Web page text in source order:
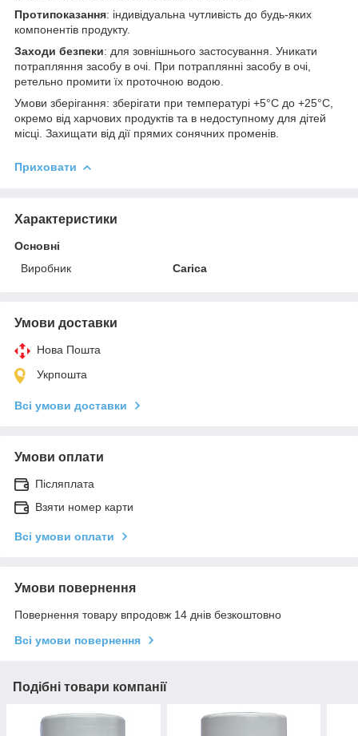
Протипоказання: індивідуальна чутливість до будь-яких
компонентів продукту.
Заходи безпеки: для зовнішнього застосування. Уникати
потрапляння засобу в очі. При потраплянні засобу в очі,
ретельно промити їх проточною водою.
Умови зберігання: зберігати при температурі +5°С до +25°С,
окремо від харчових продуктів та в недоступному для дітей
місці. Захищати від дії прямих сонячних променів.
Приховати
Характеристики
Основні
Виробник
Carica
Умови доставки
Нова Пошта
Укрпошта
Всі умови доставки
Умови оплати
Післяплата
Взяти номер карти
Всі умови оплати
Умови повернення
Повернення товару впродовж 14 днів безкоштовно
Всі умови повернення
Подібні товари компанії